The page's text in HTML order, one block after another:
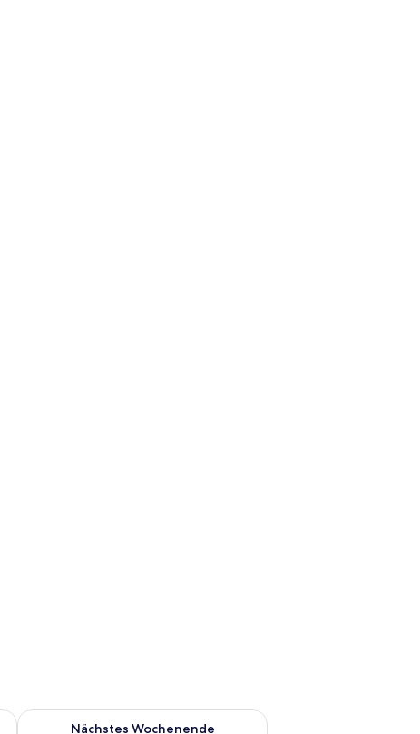
Wochenende, Aug. 7 - Aug. 9.
Nächstes Wochenende
Überprüfe die Verfügbarkeit für nächstes Wochenende, Aug.